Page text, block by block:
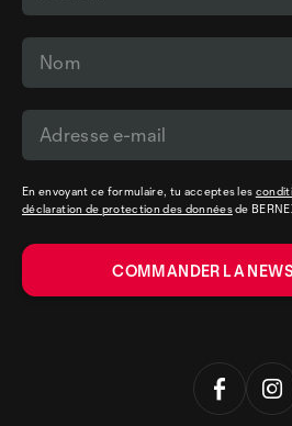
En envoyant ce formulaire, tu acceptes les
déclaration de protection des donnéesde